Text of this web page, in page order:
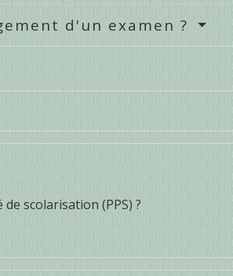
d'un examen ?
scolarisation (PPS) ?